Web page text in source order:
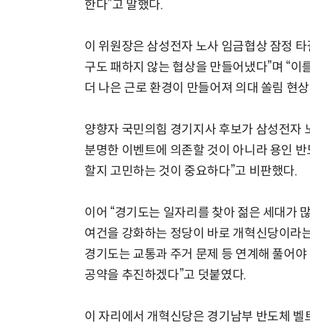
한다”고 말했다.
이 위원장은 삼성전자 노사 임금협상 잠정
구도 패하지 않는 협상을 만들어냈다”며 “
더 나은 근로 환경이 만들어져 의대 쏠림 현
양향자 국민의힘 경기지사 후보가 삼성전자
분명한 이벤트에 의존할 것이 아니라 용인
할지 고민하는 것이 중요하다”고 비판했다.
이어 “경기도는 일자리를 찾아 젊은 세대가
여건을 강화하는 정당이 바로 개혁신당이라
경기도는 교통과 주거 문제 등 연계해 풀어
공약을 추진하겠다”고 덧붙였다.
이 자리에서 개혁신당은 경기남부 반도체